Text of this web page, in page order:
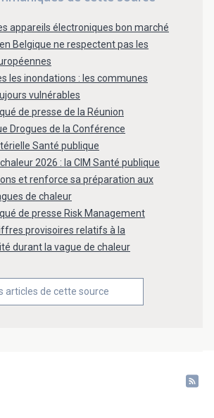
appareils électroniques bon marché
Belgique ne respectent pas les
les inondations : les communes
vulnérables
de presse de la Réunion
Drogues de la Conférence
Santé publique
2026 : la CIM Santé publique
et renforce sa préparation aux
de chaleur
de presse Risk Management
provisoires relatifs à la
durant la vague de chaleur
articles de cette source